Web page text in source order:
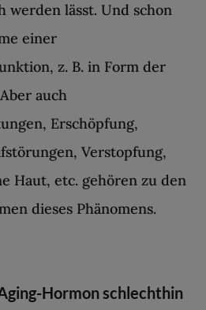
werden lässt. Und schon
einer
z. B. in Form der
auch
Erschöpfung,
Verstopfung,
Haut, etc. gehören zu den
dieses Phänomens.
Hormon schlechthin